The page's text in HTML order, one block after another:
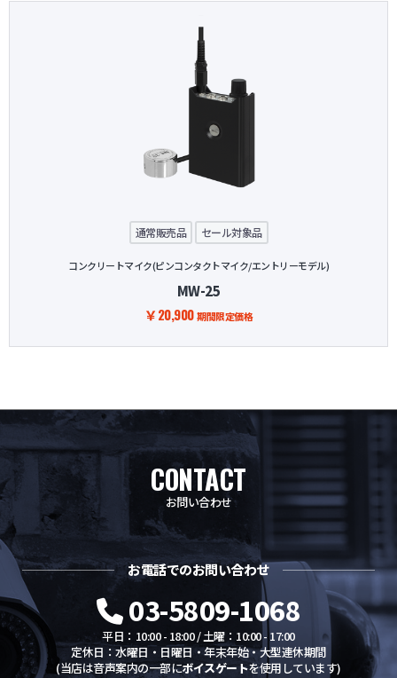
通常販売品 セール対象品
コンクリートマイク(ピンコンタクトマイク/エントリーモデル)
MW-25
￥20,900期間限定価格
CONTACT
お問い合わせ
お電話でのお問い合わせ
03-5809-1068
平日：10:00 - 18:00 / 土曜：10:00 - 17:00
定休日：水曜日・日曜日・年末年始・大型連休期間
(当店は音声案内の一部にボイスゲートを使用しています)